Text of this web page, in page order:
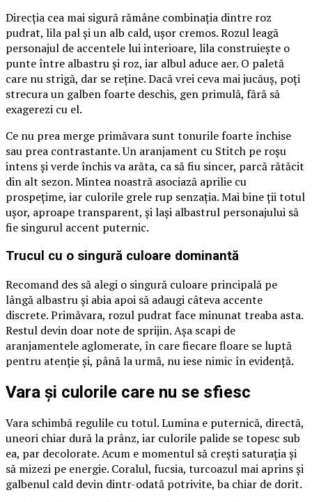
Direcția cea mai sigură rămâne combinația dintre roz
pudrat, lila pal și un alb cald, ușor cremos. Rozul leagă
personajul de accentele lui interioare, lila construiește o
punte între albastru și roz, iar albul aduce aer. O paletă
care nu strigă, dar se reține. Dacă vrei ceva mai jucăuș, poți
strecura un galben foarte deschis, gen primulă, fără să
exagerezi cu el.
Ce nu prea merge primăvara sunt tonurile foarte închise
sau prea contrastante. Un aranjament cu Stitch pe roșu
intens și verde închis va arăta, ca să fiu sincer, parcă rătăcit
din alt sezon. Mintea noastră asociază aprilie cu
prospețime, iar culorile grele rup senzația. Mai bine ții totul
ușor, aproape transparent, și lași albastrul personajului să
fie singurul accent puternic.
Trucul cu o singură culoare dominantă
Recomand des să alegi o singură culoare principală pe
lângă albastru și abia apoi să adaugi câteva accente
discrete. Primăvara, rozul pudrat face minunat treaba asta.
Restul devin doar note de sprijin. Așa scapi de
aranjamentele aglomerate, în care fiecare floare se luptă
pentru atenție și, până la urmă, nu iese nimic în evidență.
Vara și culorile care nu se sfiesc
Vara schimbă regulile cu totul. Lumina e puternică, directă,
uneori chiar dură la prânz, iar culorile palide se topesc sub
ea, par decolorate. Acum e momentul să crești saturația și
să mizezi pe energie. Coralul, fucsia, turcoazul mai aprins și
galbenul cald devin dintr-odată potrivite, ba chiar de dorit.